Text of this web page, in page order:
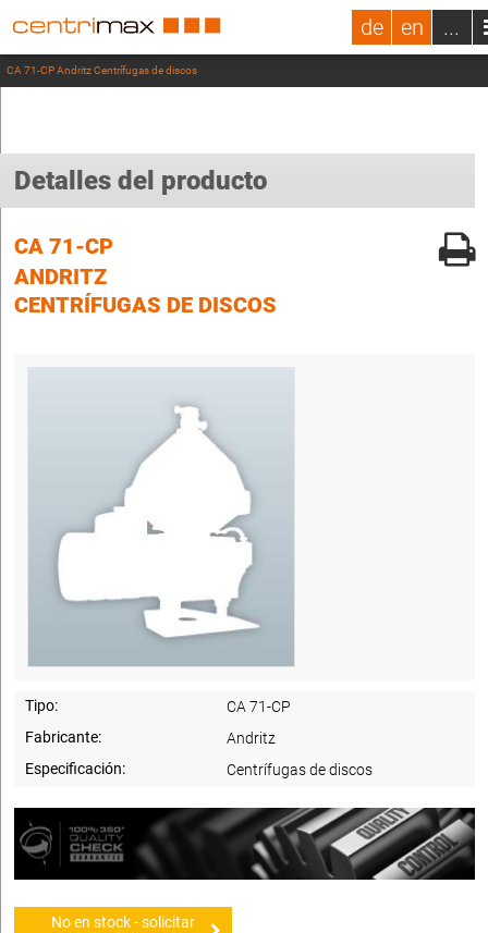
de en ...
CA 71-CP Andritz Centrífugas de discos
Detalles del producto
CA 71-CP
ANDRITZ
CENTRÍFUGAS DE DISCOS
Tipo:
CA 71-CP
Fabricante:
Andritz
Especificación:
Centrífugas de discos
No en stock - solicitar